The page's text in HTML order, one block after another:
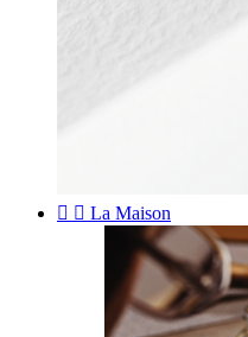
  La Maison